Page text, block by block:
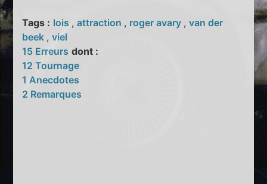
Tags : lois ,attraction , roger avary ,van der
beek ,viel
15 Erreurs dont :
12 Tournage
1 Anecdotes
2 Remarques